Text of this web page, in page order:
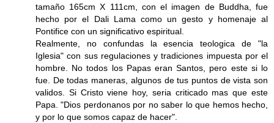
tamaño 165cm X 111cm, con el imagen de Buddha, fue
hecho por el Dali Lama como un gesto y homenaje al
Pontifice con un significativo espiritual.
Realmente, no confundas la esencia teologica de "la
Iglesia" con sus regulaciones y tradiciones impuesta por el
hombre. No todos los Papas eran Santos, pero este si lo
fue. De todas maneras, algunos de tus puntos de vista son
validos. Si Cristo viene hoy, seria criticado mas que este
Papa. "Dios perdonanos por no saber lo que hemos hecho,
y por lo que somos capaz de hacer".